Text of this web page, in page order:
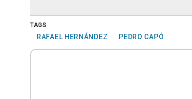
TAGS
RAFAEL HERNÁNDEZ PEDRO CAPÓ